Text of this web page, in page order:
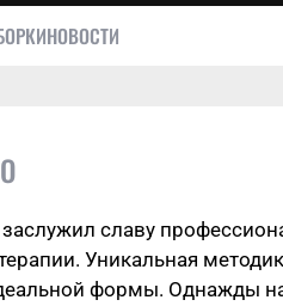
НОВОСТИ
славу
Уникальная
формы. Однажды